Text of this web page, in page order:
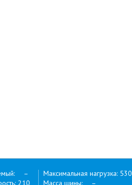
–
210
Максимальная нагрузка: 530
Масса шины: –